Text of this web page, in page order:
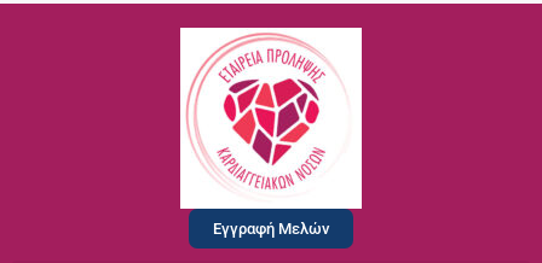
Εγγραφή Μελών